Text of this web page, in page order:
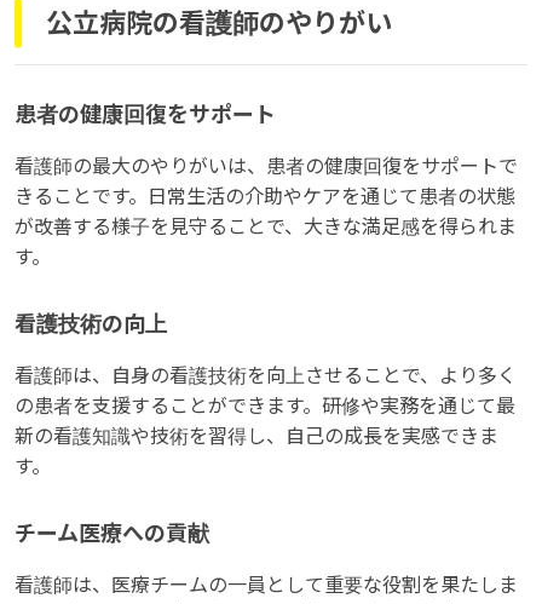
公立病院の看護師のやりがい
患者の健康回復をサポート
看護師の最大のやりがいは、患者の健康回復をサポートで
きることです。日常生活の介助やケアを通じて患者の状態
が改善する様子を見守ることで、大きな満足感を得られま
す。
看護技術の向上
看護師は、自身の看護技術を向上させることで、より多く
の患者を支援することができます。研修や実務を通じて最
新の看護知識や技術を習得し、自己の成長を実感できま
す。
チーム医療への貢献
看護師は、医療チームの一員として重要な役割を果たしま